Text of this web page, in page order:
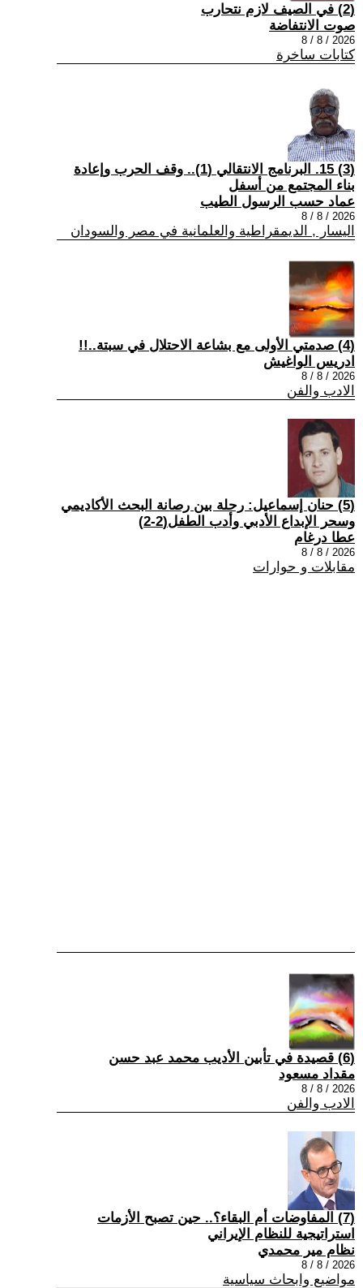
(2) في الصيف لازم نتحارب
صوت الانتفاضة
2026 / 8 / 8
كتابات ساخرة
(3) 15. البرنامج الانتقالي (1).. وقف الحرب وإعادة
بناء المجتمع من أسفل
عماد حسب الرسول الطيب
2026 / 8 / 8
اليسار , الديمقراطية والعلمانية في مصر والسودان
(4) صدمتي الأولى مع بشاعة الاحتلال في سبتة..!!
ادريس الواغيش
2026 / 8 / 8
الادب والفن
(5) حنان إسماعيل: رحلة بين رصانة البحث الأكاديمي
وسحر الإبداع الأدبي وأدب الطفل(2-2)
عطا درغام
2026 / 8 / 8
مقابلات و حوارات
(6) قصيدة في تأبين الأديب محمد عبد حسن
مقداد مسعود
2026 / 8 / 8
الادب والفن
(7) المفاوضات أم البقاء؟.. حين تصبح الأزمات
استراتيجية للنظام الإيراني
نظام مير محمدي
2026 / 8 / 8
مواضيع وابحاث سياسية